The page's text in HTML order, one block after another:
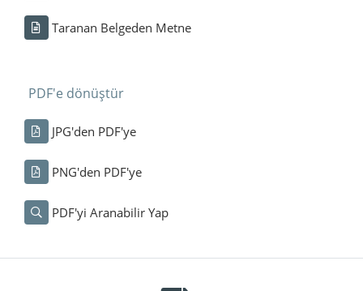
Taranan Belgeden Metne
PDF'e dönüştür
JPG'den PDF'ye
PNG'den PDF'ye
PDF'yi Aranabilir Yap